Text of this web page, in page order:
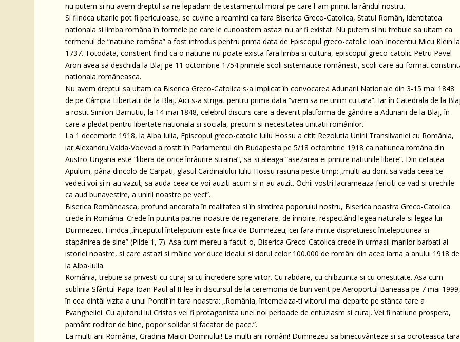
nu putem si nu avem dreptul sa ne lepadam de testamentul moral pe care l-am primit la rândul nostru.
Si fiindca uitarile pot fi periculoase, se cuvine a reaminti ca fara Biserica Greco-Catolica, Statul Român, identitatea
nationala si limba româna în formele pe care le cunoastem astazi nu ar fi existat. Nu putem si nu trebuie sa uitam ca
termenul de “natiune româna” a fost introdus pentru prima data de Episcopul greco-catolic Ioan Inocentiu Micu Klein la
1737. Totodata, constient fiind ca o natiune nu poate exista fara limba si cultura, episcopul greco-catolic Petru Pavel
Aron avea sa deschida la Blaj pe 11 octombrie 1754 primele scoli sistematice românesti, scoli care au format
nationala româneasca.
Nu avem dreptul sa uitam ca Biserica Greco-Catolica s-a implicat în convocarea Adunarii Nationale din 3-15 mai 1848
de pe Câmpia Libertatii de la Blaj. Aici s-a strigat pentru prima data “vrem sa ne unim cu tara”. Iar în Catedrala de la Blaj
a rostit Simion Barnutiu, la 14 mai 1848, celebrul discurs care a devenit platforma de gândire a Adunarii de la Blaj, în
care a pledat pentru libertate nationala si sociala, precum si necesitatea unitatii românilor.
La 1 decembrie 1918, la Alba Iulia, Episcopul greco-catolic Iuliu Hossu a citit Rezolutia Unirii Transilvaniei cu România,
iar Alexandru Vaida-Voevod a rostit în Parlamentul din Budapesta pe 5/18 octombrie 1918 ca natiunea româna din
Austro-Ungaria este “libera de orice înrâurire straina”, sa-si aleaga “asezarea ei printre natiunile libere”. Din cetatea
Apulum, pâna dincolo de Carpati, glasul Cardinalului Iuliu Hossu rasuna peste timp: „multi au dorit sa vada ceea ce
vedeti voi si n-au vazut; sa auda ceea ce voi auziti acum si n-au auzit. Ochii vostri lacrameaza fericiti ca vad si urechile
ca aud bunavestire, a unirii noastre pe veci”.
Biserica Româneasca, profund ancorata în realitatea si în simtirea poporului nostru, Biserica noastra Greco-Catolica
crede în România. Crede în putinta patriei noastre de regenerare, de înnoire, respectând legea naturala si legea lui
Dumnezeu. Fiindca „începutul întelepciunii este frica de Dumnezeu; cei fara minte dispretuiesc întelepciunea si
stapânirea de sine” (Pilde 1, 7). Asa cum mereu a facut-o, Biserica Greco-Catolica crede în urmasii marilor barbati ai
istoriei noastre, si care astazi si mâine vor duce idealul si dorul celor 100.000 de români din acea iarna a anului 1918 de
la Alba-Iulia.
România, trebuie sa privesti cu curaj si cu încredere spre viitor. Cu rabdare, cu chibzuinta si cu onestitate. Asa cum
sublinia Sfântul Papa Ioan Paul al II-lea în discursul de la ceremonia de bun venit pe Aeroportul Baneasa pe 7 mai 1999,
în cea dintâi vizita a unui Pontif în tara noastra: „România, întemeiaza-ti viitorul mai departe pe stânca tare a
Evangheliei. Cu ajutorul lui Cristos vei fi protagonista unei noi perioade de entuziasm si curaj. Vei fi natiune prospera,
pamânt roditor de bine, popor solidar si facator de pace.”.
La multi ani România, Gradina Maicii Domnului! La multi ani români! Dumnezeu sa binecuvânteze si sa ocroteasca tara